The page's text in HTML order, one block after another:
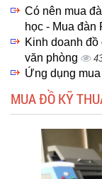
Có nên mua
học - Mua đàn
Kinh doanh
văn phòng
Ứng dụng
MUA ĐỒ KỸ